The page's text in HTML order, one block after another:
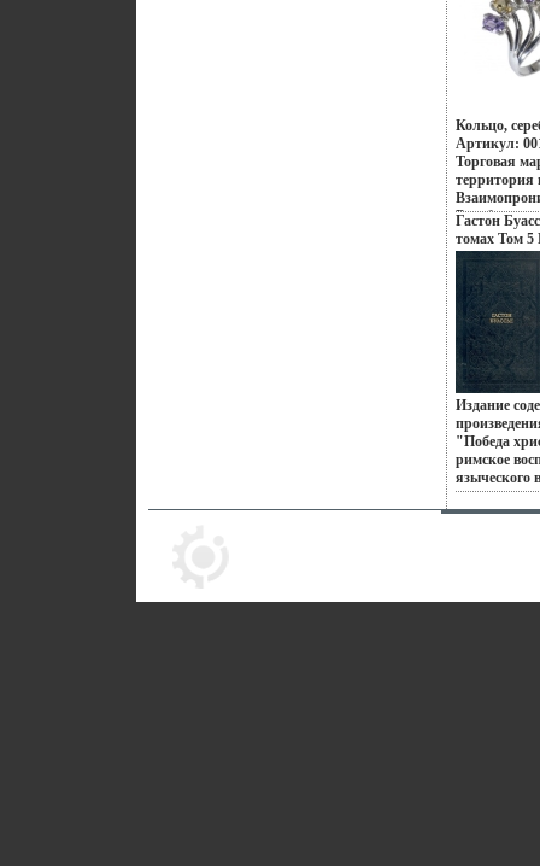
Кольцо,
Артикул:
Торговая
территория
контрастов
Настроения
роскошь
Бали,
Милана –
Дизайнеры
подходу
дарят вам
этом заряд
своем успехе.
Гастон
томах Том 5
борьбы на
Хорошая
инфо 9898u.
Издание
"Победа
римское
языческого
написанное